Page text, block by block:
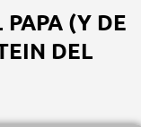
(Y DE
DEL